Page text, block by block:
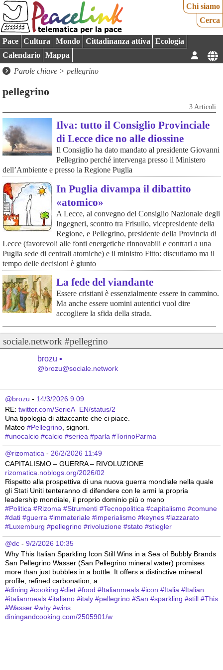
Chi siamo
Cerca
Pace Cultura Mondo Cittadinanza attiva
Ecologia
Calendario
Mappa
Parole chiave > pellegrino
pellegrino
3 Articoli
Ilva: tutto il Consiglio Provinciale
di Lecce dice no alle diossine
Il Consiglio ha dato mandato al presidente Giovanni
Pellegrino perché intervenga presso il Ministero
dell’Ambiente e presso la Regione Puglia
In Puglia divampa il dibattito
«atomico»
A Lecce, al convegno del Consiglio Nazionale degli
Ingegneri, scontro tra Frisullo, vicepresidente della
Regione, e Pellegrino, presidente della Provincia di
Lecce (favorevoli alle fonti energetiche rinnovabili e contrari a una
Puglia sede di centrali atomiche) e il ministro Fitto: discutiamo ma il
tempo delle decisioni è giunto
La fede del viandante
Essere cristiani è essenzialmente essere in cammino.
Ma anche essere uomini autentici vuol dire
accogliere la sfida della strada.
sociale.network #pellegrino
brozu ▪️
@brozu@sociale.network
@brozu - 14/3/2026 9:09
RE: twitter.com/SerieA_EN/status/2
Una tipologia di attaccante che ci piace.
Mateo #Pellegrino , signori.
#unocalcio #calcio #seriea #parla #TorinoParma
@rizomatica - 26/2/2026 11:49
CAPITALISMO – GUERRA – RIVOLUZIONE
rizomatica.noblogs.org/2026/02
Rispetto alla prospettiva di una nuova guerra mondiale nella quale
gli Stati Uniti tenteranno di difendere con le armi la propria
leadership mondiale, il proprio dominio più o meno
#Politica #Rizoma #Strumenti #Tecnopolitica #capitalismo #comune
#dati #guerra #immateriale #imperialismo #keynes #lazzarato
#Luxemburg #pellegrino #rivoluzione #stato #stiegler
@dc - 9/2/2026 10:35
Why This Italian Sparkling Icon Still Wins in a Sea of Bubbly Brands
San Pellegrino Wasser (San Pellegrino mineral water) promises
more than just bubbles in a bottle. It offers a distinctive mineral
profile, refined carbonation, a…
#dining #cooking #diet #food #Italianmeals #icon #Italia #Italian
#italianmeals #italiano #italy #pellegrino #San #sparkling #still #This
#Wasser #why #wins
diningandcooking.com/2505901/w